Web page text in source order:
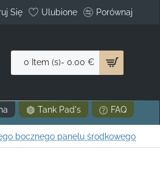
Się Ulubione Porównaj
0 Item (s)- 0.00 €
Tank Pad's FAQ
bocznego panelu środkowego